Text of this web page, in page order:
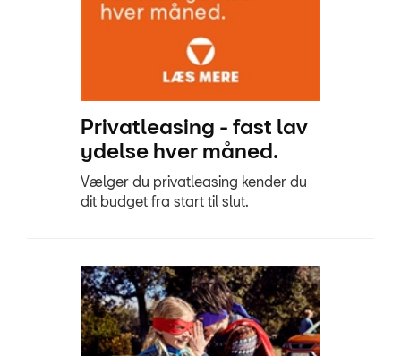
Privatleasing - fast lav
ydelse hver måned.
Vælger du privatleasing kender du
dit budget fra start til slut.